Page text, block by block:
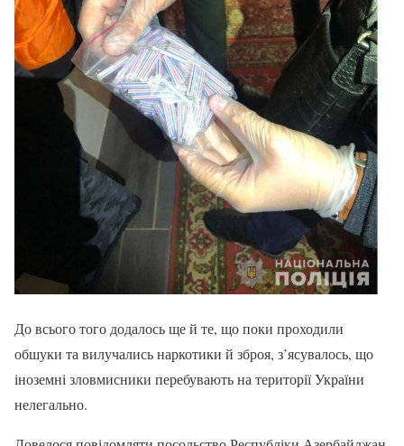
До всього того додалось ще й те, що поки проходили
обшуки та вилучались наркотики й зброя, з’ясувалось, що
іноземні зловмисники перебувають на території України
нелегально.